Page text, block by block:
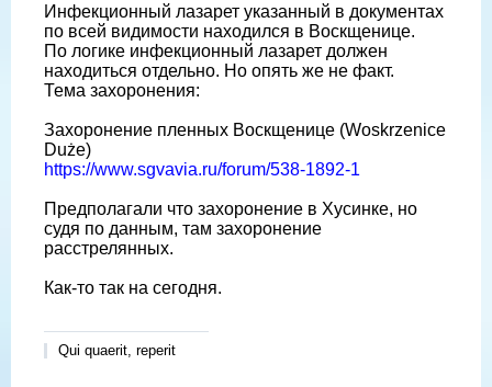
Инфекционный лазарет указанный в документах
по всей видимости находился в Воскщенице.
По логике инфекционный лазарет должен
находиться отдельно. Но опять же не факт.
Тема захоронения:
Захоронение пленных Воскщенице (Woskrzenice
Duże)
https://www.sgvavia.ru/forum/538-1892-1
Предполагали что захоронение в Хусинке, но
судя по данным, там захоронение
расстрелянных.
Как-то так на сегодня.
Qui quaerit, reperit